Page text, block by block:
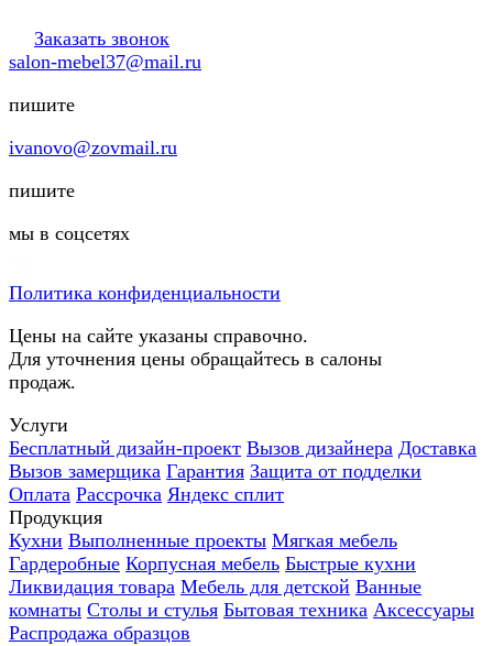
Заказать звонок
salon-mebel37@mail.ru
пишите
ivanovo@zovmail.ru
пишите
мы в соцсетях
Политика конфиденциальности
Цены на сайте указаны справочно.
Для уточнения цены обращайтесь в салоны
продаж.
Услуги
Бесплатный дизайн-проект Вызов дизайнера Доставка
Вызов замерщика Гарантия Защита от подделки
Оплата Рассрочка Яндекс сплит
Продукция
Кухни Выполненные проекты Мягкая мебель
Гардеробные Корпусная мебель Быстрые кухни
Ликвидация товара Мебель для детской Ванные
комнаты Столы и стулья Бытовая техника Аксессуары
Распродажа образцов